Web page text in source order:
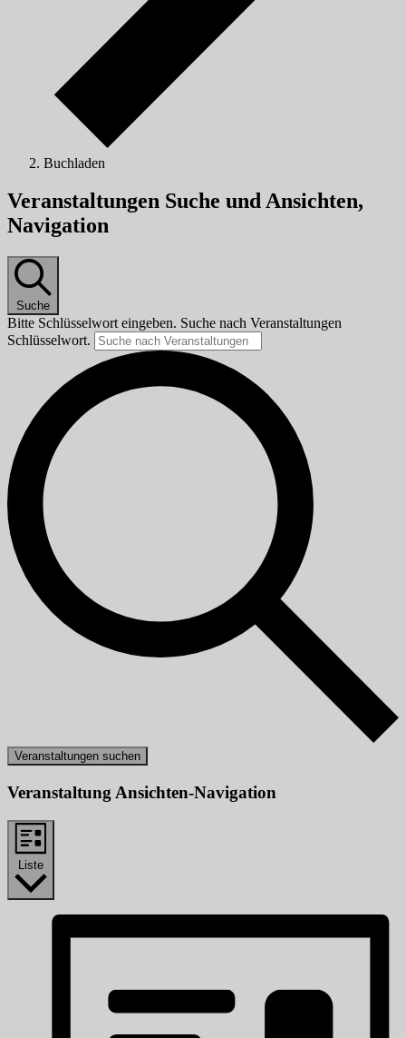
Buchladen
Veranstaltungen
Veranstaltungen Suche und Ansichten,
Navigation
Suche
Bitte Schlüsselwort eingeben. Suche nach Veranstaltungen
Schlüsselwort.
Veranstaltungen suchen
Veranstaltung Ansichten-Navigation
Liste